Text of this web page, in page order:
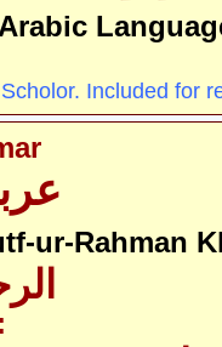
Arabic
Included for
ur-Rahman